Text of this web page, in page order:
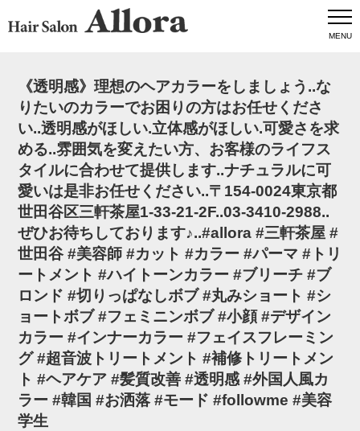
MENU
《透明感》理想のヘアカラーをしましょう️..な
りたいのカラーでお困りの方はお任せくださ
い️..透明感がほしい️.立体感がほしい️.可愛さを求
める️..️雰囲気を変えたい方、お客様のライフス
タイルに合わせて提供します..ナチュラルに可
愛いは是非お任せください️..〒154-0024東京都
世田谷区三軒茶屋1-33-21-2F️..03-3410-2988..
ぜひお待ちしております♪..#allora #三軒茶屋 #
世田谷 #美容師 #カット #カラー #パーマ #トリ
ートメント #ハイトーンカラー #ブリーチ #ブ
ロンド #切りっぱなしボブ #丸みショート #シ
ョートボブ #フェミニンボブ #小顔 #デザイン
カラー #インナーカラー #フェイスフレーミン
グ #超音波トリートメント #補修トリートメン
ト #ヘアケア #髪質改善 #透明感 #外国人風カ
ラー #韓国 #お洒落 #モード #followme #美容
学生